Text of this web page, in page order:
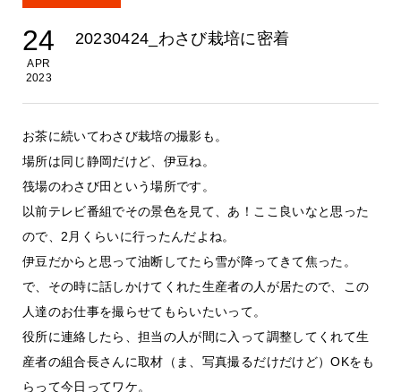
24
APR
2023
20230424_わさび栽培に密着
お茶に続いてわさび栽培の撮影も。
場所は同じ静岡だけど、伊豆ね。
筏場のわさび田という場所です。
以前テレビ番組でその景色を見て、あ！ここ良いなと思った
ので、2月くらいに行ったんだよね。
伊豆だからと思って油断してたら雪が降ってきて焦った。
で、その時に話しかけてくれた生産者の人が居たので、この
人達のお仕事を撮らせてもらいたいって。
役所に連絡したら、担当の人が間に入って調整してくれて生
産者の組合長さんに取材（ま、写真撮るだけだけど）OKをも
らって今日ってワケ。